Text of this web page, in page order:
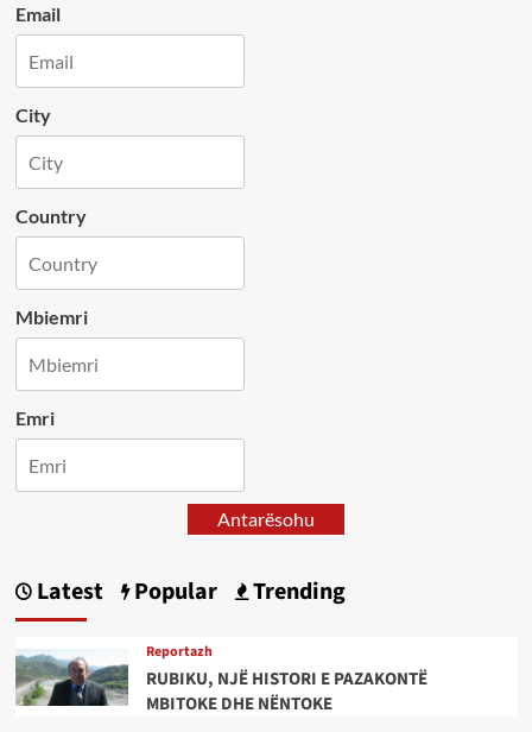
Email
City
Country
Mbiemri
Emri
Antarësohu
Latest Popular Trending
Reportazh
RUBIKU, NJË HISTORI E PAZAKONTË
MBITOKE DHE NËNTOKE